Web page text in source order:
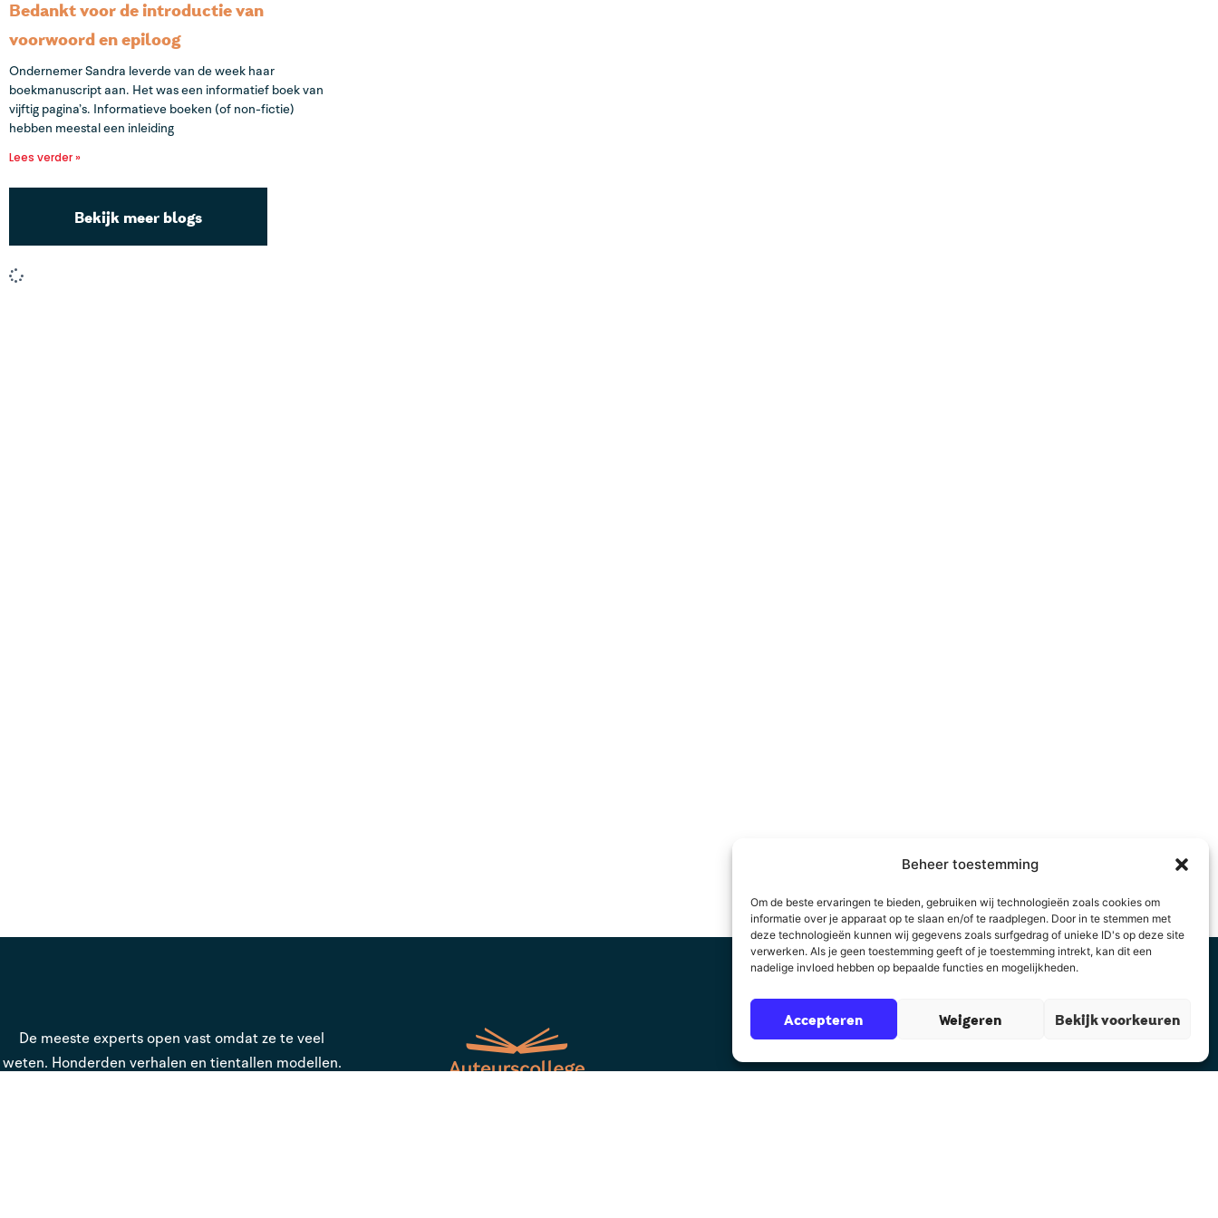
Beheer toestemming
Om de beste ervaringen te bieden, gebruiken wij technologieën zoals cookies om
informatie over je apparaat op te slaan en/of te raadplegen. Door in te stemmen met
deze technologieën kunnen wij gegevens zoals surfgedrag of unieke ID's op deze site
verwerken. Als je geen toestemming geeft of je toestemming intrekt, kan dit een
nadelige invloed hebben op bepaalde functies en mogelijkheden.
Accepteren Weigeren Bekijk voorkeuren
Bedankt voor de introductie van
voorwoord en epiloog
Ondernemer Sandra leverde van de week haar
boekmanuscript aan. Het was een informatief boek van
vijftig pagina’s. Informatieve boeken (of non-fictie)
hebben meestal een inleiding
Lees verder »
Bekijk meer blogs
De meeste experts open vast omdat ze te veel
weten. Honderden verhalen en tientallen modellen.
Contact